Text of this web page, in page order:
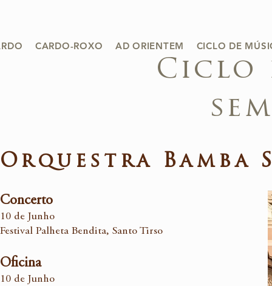
CARDO-ROXO AD ORIENTEM CICLO DE
Ciclo
Orquestra Bamba
Concerto
10 de Junho
Festival Palheta Bendita, Santo Tirso
Oficina
10 de Junho